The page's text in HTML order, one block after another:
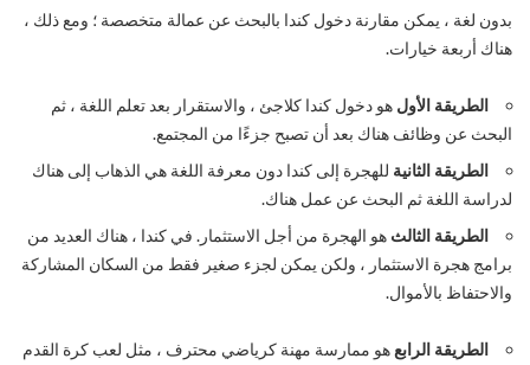
بدون لغة ، يمكن مقارنة دخول كندا بالبحث عن عمالة متخصصة ؛ ومع ذلك ،
هناك أربعة خيارات.
الطريقة الأول هو دخول كندا كلاجئ ، والاستقرار بعد تعلم اللغة ، ثم
البحث عن وظائف هناك بعد أن تصبح جزءًا من المجتمع.
الطريقة الثانية للهجرة إلى كندا دون معرفة اللغة هي الذهاب إلى هناك
لدراسة اللغة ثم البحث عن عمل هناك.
الطريقة الثالث هو الهجرة من أجل الاستثمار. في كندا ، هناك العديد من
برامج هجرة الاستثمار ، ولكن يمكن لجزء صغير فقط من السكان المشاركة
والاحتفاظ بالأموال.
الطريقة الرابعهو ممارسة مهنة كرياضي محترف ، مثل لعب كرة القدم